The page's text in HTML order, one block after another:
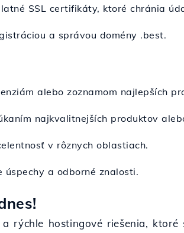
SSL certifikáty, ktoré chránia
a správou domény .best.
alebo zoznamom najlepších
najkvalitnejších produktov
v rôznych oblastiach.
a odborné znalosti.
rýchle hostingové riešenia, ktoré